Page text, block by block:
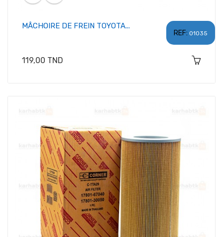
REF: 01035
MÂCHOIRE DE FREIN TOYOTA...
Prix
119,00 TND